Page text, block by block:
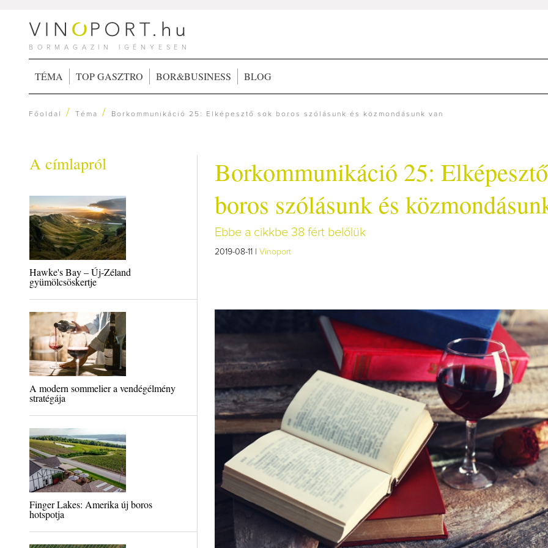
BORMAGAZIN IGÉNYESEN
TÉMA TOP GASZTRO BOR&BUSINESS BLOG
Főoldal /Téma / Borkommunikáció 25: Elképesztő sok boros szólásunk és közmondásunk van
A címlapról
Hawke's Bay – Új-Zéland
gyümölcsöskertje
A modern sommelier a vendégélmény
stratégája
Finger Lakes: Amerika új boros
hotspotja
Borkommunikáció 25:
boros szólásunk és
Ebbe a cikkbe 38 fért belőlük
2019-08-11 | Vinoport
Így lesz valaki egy
borász #26 -
Az extra ráadás
pillanatokat